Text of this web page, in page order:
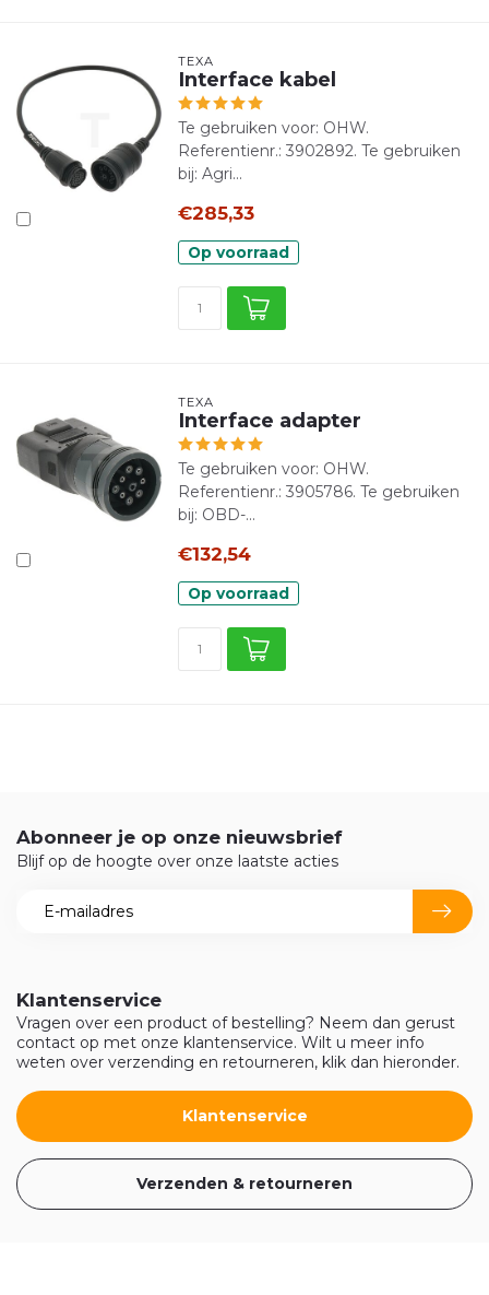
TEXA
Interface kabel
Te gebruiken voor: OHW.
Referentienr.: 3902892. Te gebruiken
bij: Agri...
€285,33
Op voorraad
TEXA
Interface adapter
Te gebruiken voor: OHW.
Referentienr.: 3905786. Te gebruiken
bij: OBD-...
€132,54
Op voorraad
Klantenservice
Vragen over een product of bestelling? Neem dan gerust
contact op met onze klantenservice. Wilt u meer info
weten over verzending en retourneren, klik dan hieronder.
Klantenservice
Verzenden & retourneren
Abonneer je op onze nieuwsbrief
Blijf op de hoogte over onze laatste acties